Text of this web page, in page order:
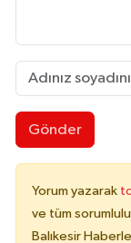
Gönder
Yorum yazarak
ve tüm
Balıkesir